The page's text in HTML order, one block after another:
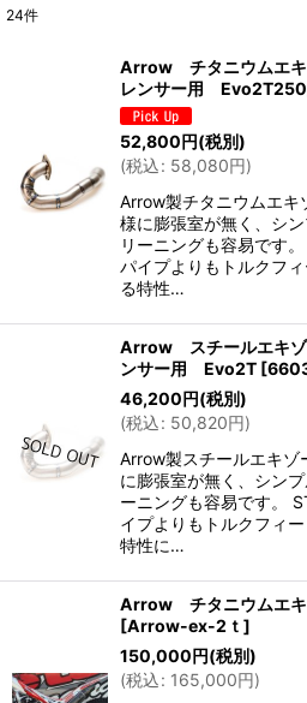
並び順
絞り込む
24件
Arrow チタニウムエキ
レンサー用
52,800円(税別)
(税込: 58,080円)
Arrow製チタニウムエキ
様に膨張室が無く、シ
リーニングも容易です
パイプよりもトルクフ
る特性…
Arrow スチールエキゾ
ンサー用 Evo2T [
46,200円(税別)
(税込: 50,820円)
Arrow製スチールエキゾ
に膨張室が無く、シン
ーニングも容易です。
イプよりもトルクフィ
特性に…
Arrow チタニウムエキ
[Arrow-ex-2ｔ ]
150,000円(税別)
(税込: 165,000円)